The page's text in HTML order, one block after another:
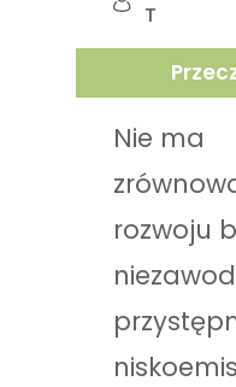
T
Nie ma
rozwoju